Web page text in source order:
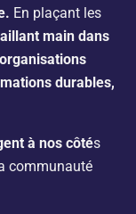
En plaçant les
main dans
durables,
à nos côtés
communauté